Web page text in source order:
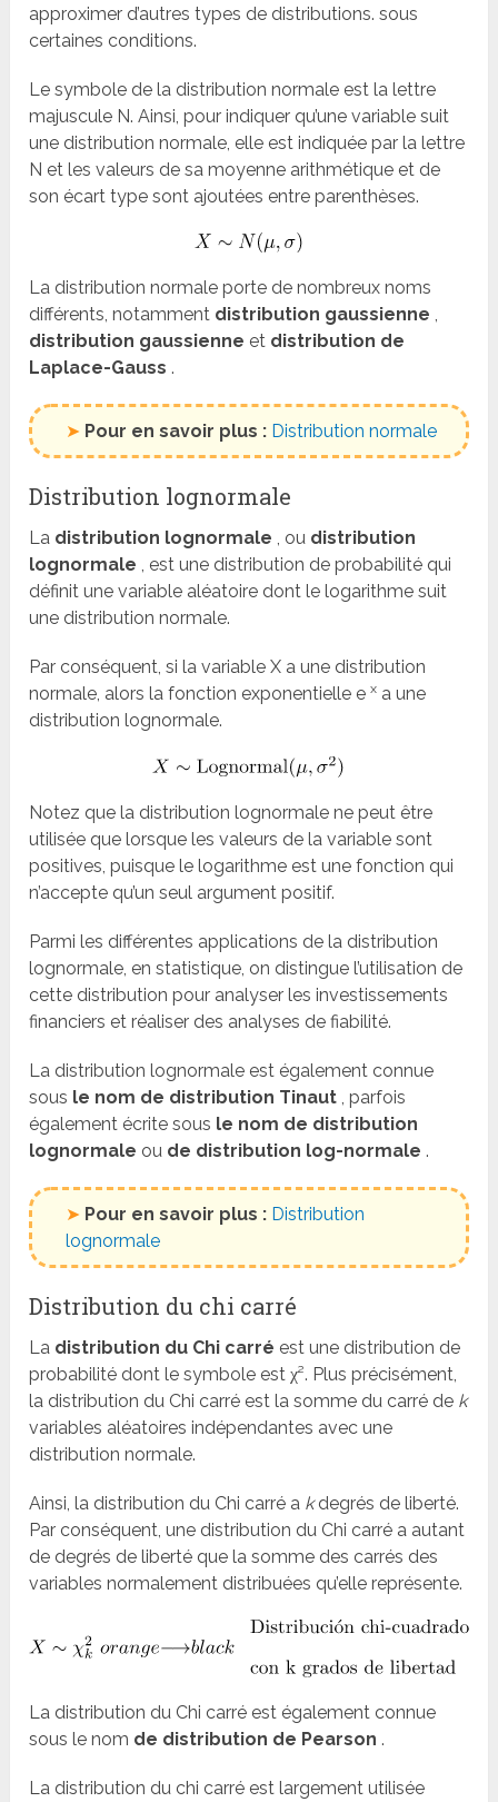
approximer d’autres types de distributions. sous
certaines conditions.
Le symbole de la distribution normale est la lettre
majuscule N. Ainsi, pour indiquer qu’une variable suit
une distribution normale, elle est indiquée par la lettre
N et les valeurs de sa moyenne arithmétique et de
son écart type sont ajoutées entre parenthèses.
La distribution normale porte de nombreux noms
différents, notamment distribution gaussienne ,
distribution gaussienne et distribution de
Laplace-Gauss .
➤ Pour en savoir plus : Distribution normale
Distribution lognormale
La distribution lognormale , ou distribution
lognormale , est une distribution de probabilité qui
définit une variable aléatoire dont le logarithme suit
une distribution normale.
Par conséquent, si la variable X a une distribution
normale, alors la fonction exponentielle ex a une
distribution lognormale.
Notez que la distribution lognormale ne peut être
utilisée que lorsque les valeurs de la variable sont
positives, puisque le logarithme est une fonction qui
n’accepte qu’un seul argument positif.
Parmi les différentes applications de la distribution
lognormale, en statistique, on distingue l’utilisation de
cette distribution pour analyser les investissements
financiers et réaliser des analyses de fiabilité.
La distribution lognormale est également connue
sous le nom de distribution Tinaut , parfois
également écrite sous le nom de distribution
lognormale ou de distribution log-normale .
➤ Pour en savoir plus : Distribution
lognormale
Distribution du chi carré
La distribution du Chi carré est une distribution de
probabilité dont le symbole est χ². Plus précisément,
la distribution du Chi carré est la somme du carré de k
variables aléatoires indépendantes avec une
distribution normale.
Ainsi, la distribution du Chi carré a kdegrés de liberté.
Par conséquent, une distribution du Chi carré a autant
de degrés de liberté que la somme des carrés des
variables normalement distribuées qu’elle représente.
La distribution du Chi carré est également connue
sous le nom de distribution de Pearson .
La distribution du chi carré est largement utilisée